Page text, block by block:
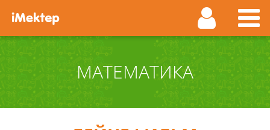
МАТЕМАТИКА